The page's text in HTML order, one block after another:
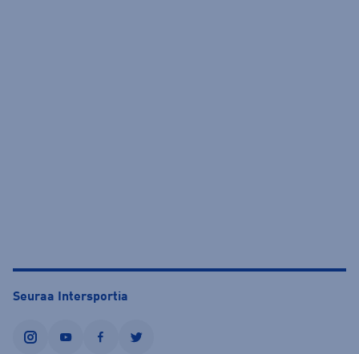
Seuraa Intersportia
instagramyoutubefacebooktwitter